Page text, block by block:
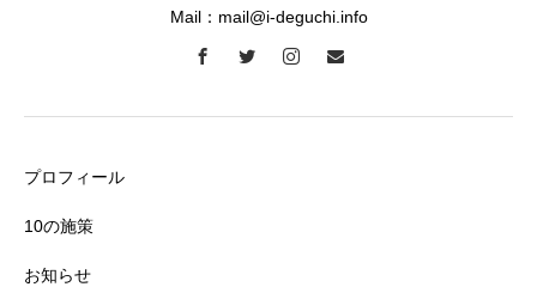
Mail：mail@i-deguchi.info
プロフィール
10の施策
お知らせ